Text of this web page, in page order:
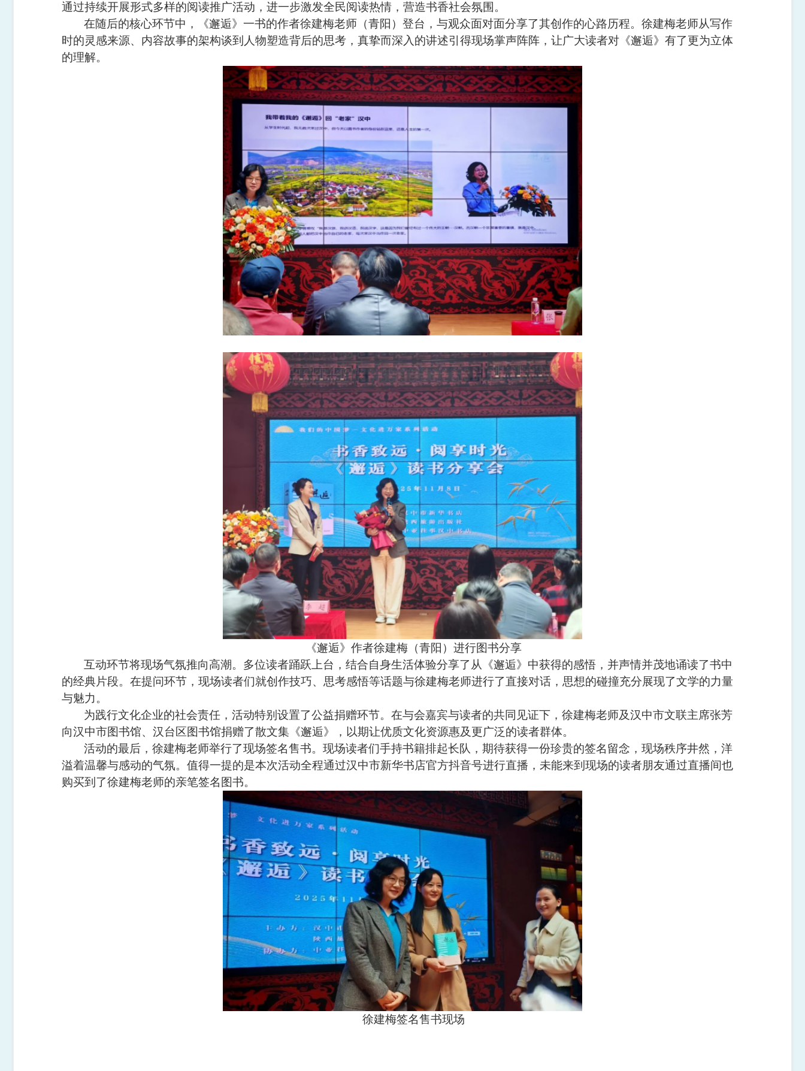
通过持续开展形式多样的阅读推广活动，进一步激发全民阅读热情，营造书香社会氛围。
在随后的核心环节中，《邂逅》一书的作者徐建梅老师（青阳）登台，与观众面对面分享了其创作的心路历程。徐建梅老师从写作
时的灵感来源、内容故事的架构谈到人物塑造背后的思考，真挚而深入的讲述引得现场掌声阵阵，让广大读者对《邂逅》有了更为立体
的理解。
《邂逅》作者徐建梅（青阳）进行图书分享
互动环节将现场气氛推向高潮。多位读者踊跃上台，结合自身生活体验分享了从《邂逅》中获得的感悟，并声情并茂地诵读了书中
的经典片段。在提问环节，现场读者们就创作技巧、思考感悟等话题与徐建梅老师进行了直接对话，思想的碰撞充分展现了文学的力量
与魅力。
为践行文化企业的社会责任，活动特别设置了公益捐赠环节。在与会嘉宾与读者的共同见证下，徐建梅老师及汉中市文联主席张芳
向汉中市图书馆、汉台区图书馆捐赠了散文集《邂逅》，以期让优质文化资源惠及更广泛的读者群体。
活动的最后，徐建梅老师举行了现场签名售书。现场读者们手持书籍排起长队，期待获得一份珍贵的签名留念，现场秩序井然，洋
溢着温馨与感动的气氛。值得一提的是本次活动全程通过汉中市新华书店官方抖音号进行直播，未能来到现场的读者朋友通过直播间也
购买到了徐建梅老师的亲笔签名图书。
徐建梅签名售书现场